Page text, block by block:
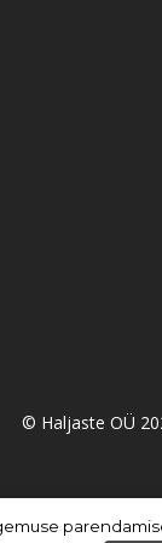
© Haljaste OÜ